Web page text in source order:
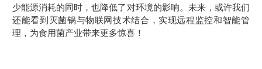
少能源消耗的同时，也降低了对环境的影响。未来，或许我们
还能看到灭菌锅与物联网技术结合，实现远程监控和智能管
理，为食用菌产业带来更多惊喜！